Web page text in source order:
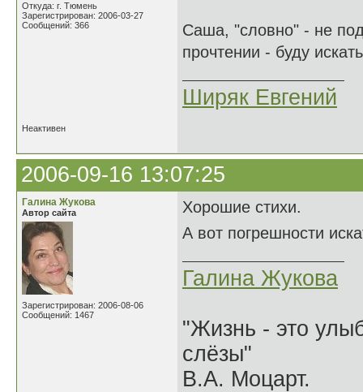
Откуда: г. Тюмень
Зарегистрирован: 2006-03-27
Сообщений: 366
Саша, "словно" - не
прочтении - буду
Ширяк Евгений
Неактивен
2006-09-16 13:07:25
Галина Жукова
Автор сайта
Зарегистрирован: 2006-08-06
Сообщений: 1467
Хорошие стихи.
А вот погрешности
Галина Жукова
"Жизнь - это
слёзы"
В.А. Моцарт.